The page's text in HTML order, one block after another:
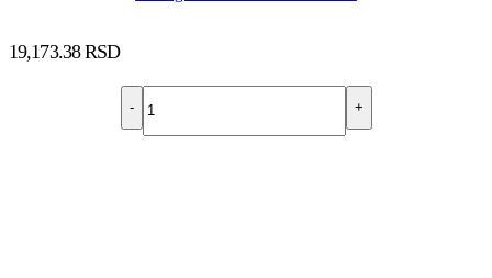
19,173.38RSD
- +